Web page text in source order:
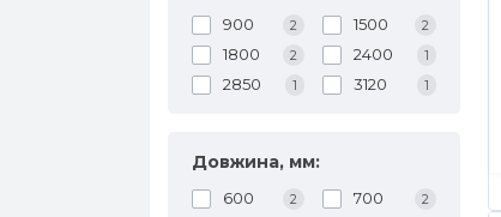
900 2 1500 2
1800 2 2400 1
2850 1 3120 1
Довжина, мм:
600 2 700 2